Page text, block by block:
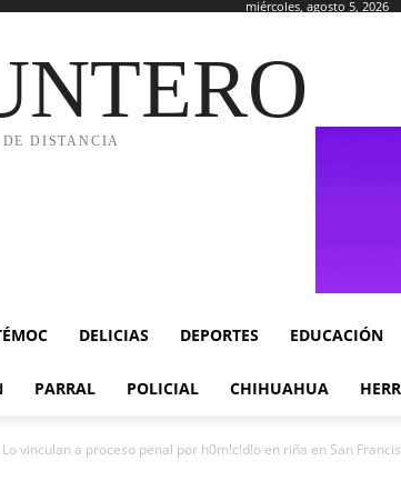
miércoles, agosto 5, 2026
DISTANCIA
DELICIAS DEPORTES EDUCACIÓN
PARRAL POLICIAL CHIHUAHUA
Lo vinculan a proceso penal por h0m!c!d!o en riña en San